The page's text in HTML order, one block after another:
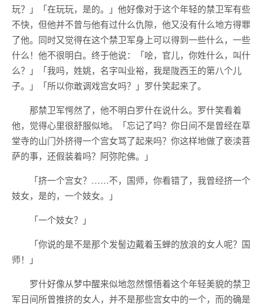
玩？」「在玩玩，是的。」他好像对于这个年轻的禁卫军有些
不快，但他并不曾与他有过什么仇隙，他又没有什么地方得罪
了他。同时又觉得在这个禁卫军身上可以得到一些什么，一些
什么！他不很明白。终于他说：「哙，官儿，你姓什么，叫什
么？」「我吗，姓姚，名字叫业裕，我是陇西王的第八个儿
子。」「所以你敢调戏宫女吗？」罗什笑起来了。
那禁卫军愕然了，他不明白罗什在说什么。罗什笑看着
他，觉得心里很舒服似地。「忘记了吗？你日间不是曾经在草
堂寺的山门外挤得一个宫女骂了起来吗？你这样地做了亵渎菩
萨的事，还假装着吗？阿弥陀佛。」
「挤一个宫女？……不，国师，你看错了，我曾经挤一个
妓女，是的，一个妓女。」
「一个妓女？」
「你说的是不是那个发髻边戴着玉蝉的放浪的女人呢？国
师！」
罗什好像从梦中醒来似地忽然憬悟着这个年轻美貌的禁卫
军日间所曾推挤的女人，并不是那些宫女中的一个，而的确是